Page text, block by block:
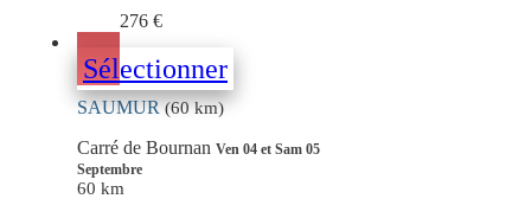
276 €
Sélectionner
SAUMUR(60 km)
Carré de Bournan Ven 04 et Sam 05
Septembre
60 km